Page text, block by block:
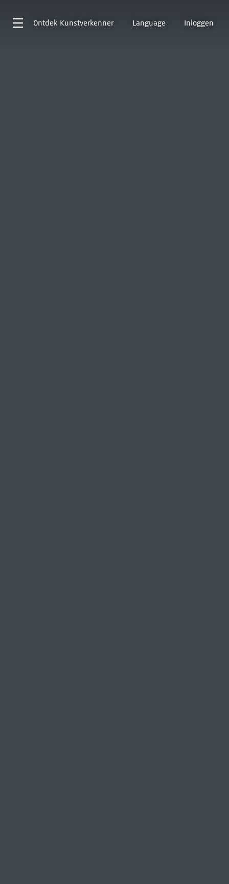
Ontdek Kunstverkenner Language Inloggen